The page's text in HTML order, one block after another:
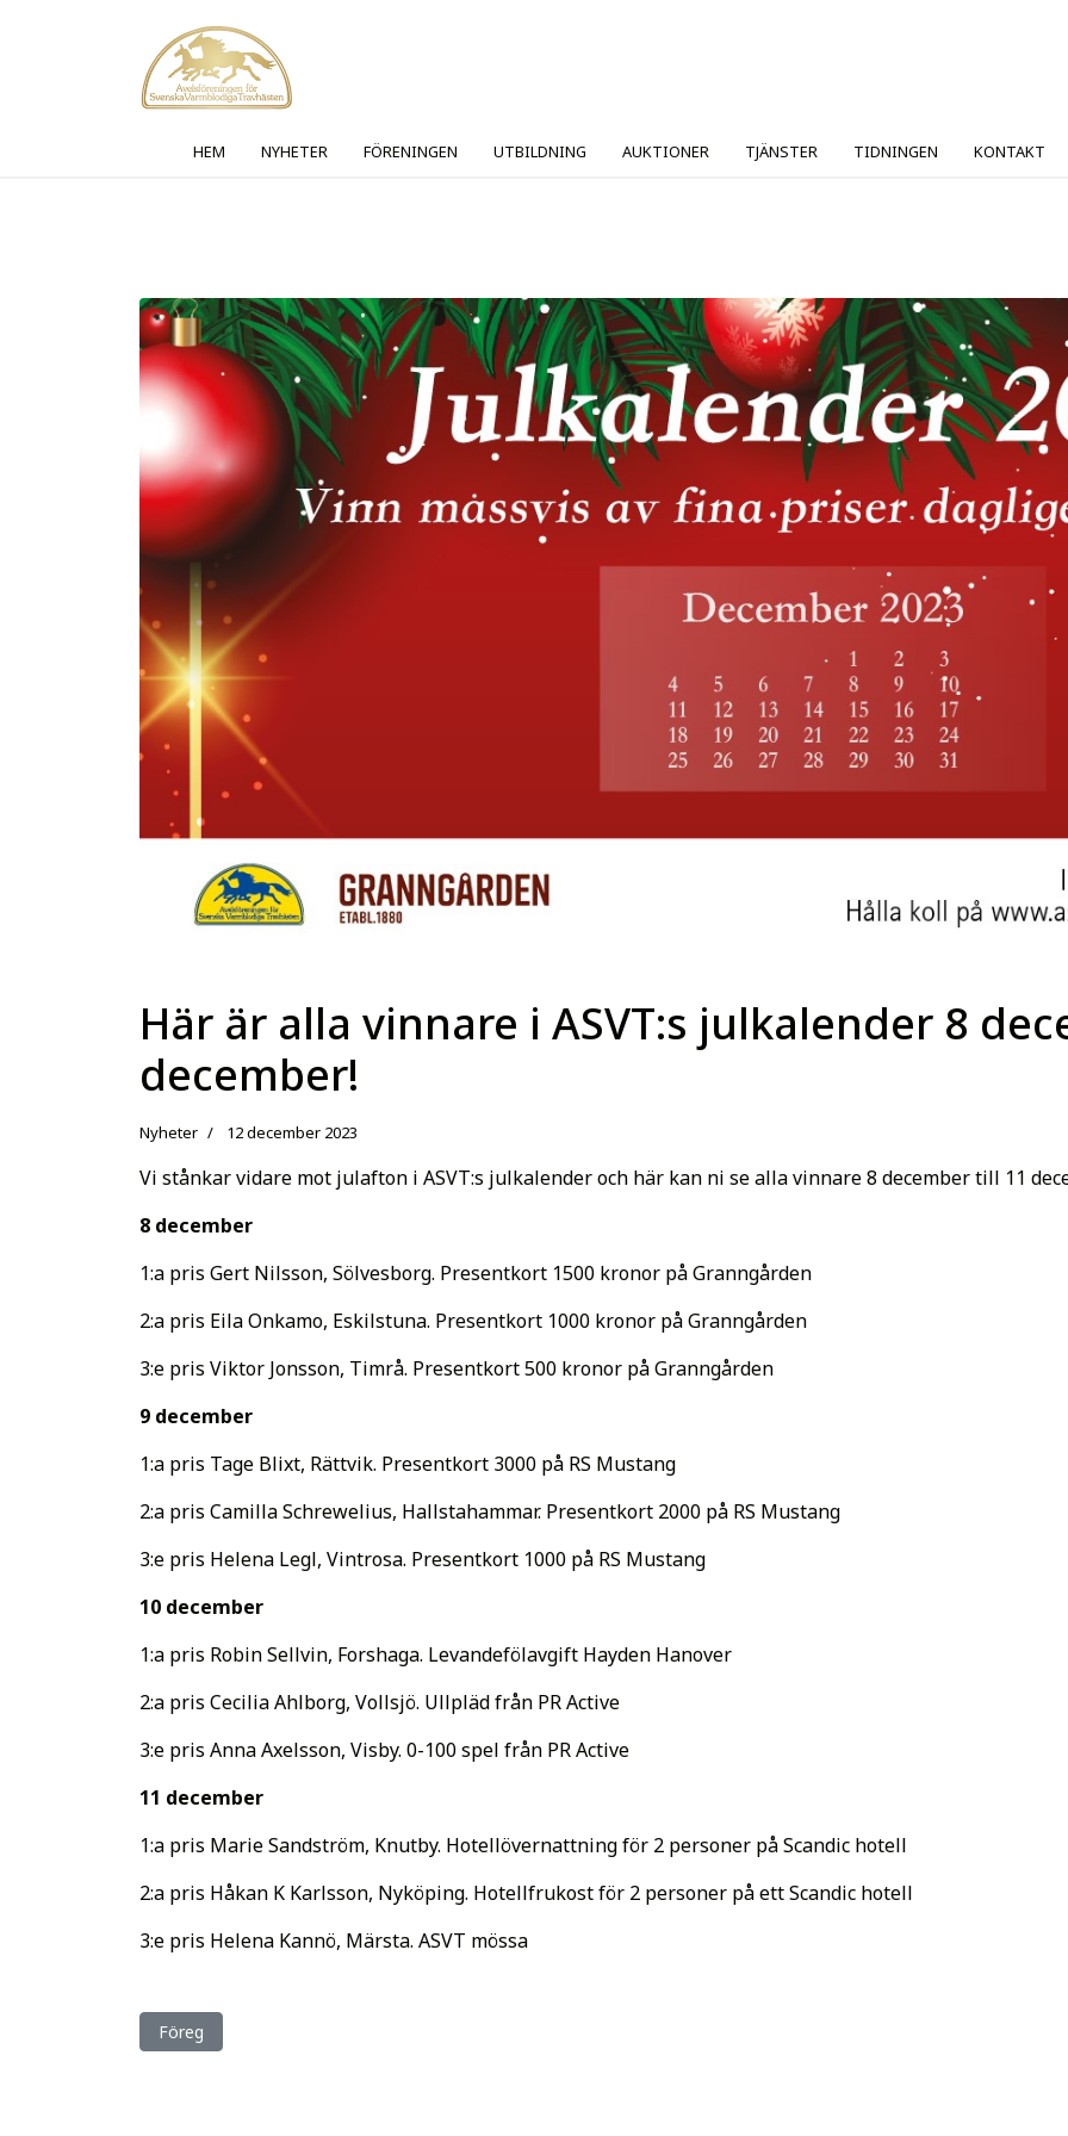
HEM NYHETER FÖRENINGEN UTBILDNING AUKTIONER TJÄNSTER TIDNINGEN KONTAKT
Här är alla vinnare i ASVT:s julkalender 8
december!
Nyheter 12 december 2023
Vi stånkar vidare mot julafton i ASVT:s julkalender och här kan ni se alla vinnare 8 december till 11
8 december
1:a pris Gert Nilsson, Sölvesborg. Presentkort 1500 kronor på Granngården
2:a pris Eila Onkamo, Eskilstuna. Presentkort 1000 kronor på Granngården
3:e pris Viktor Jonsson, Timrå. Presentkort 500 kronor på Granngården
9 december
1:a pris Tage Blixt, Rättvik. Presentkort 3000 på RS Mustang
2:a pris Camilla Schrewelius, Hallstahammar. Presentkort 2000 på RS Mustang
3:e pris Helena Legl, Vintrosa. Presentkort 1000 på RS Mustang
10 december
1:a pris Robin Sellvin, Forshaga. Levandefölavgift Hayden Hanover
2:a pris Cecilia Ahlborg, Vollsjö. Ullpläd från PR Active
3:e pris Anna Axelsson, Visby. 0-100 spel från PR Active
11 december
1:a pris Marie Sandström, Knutby. Hotellövernattning för 2 personer på Scandic hotell
2:a pris Håkan K Karlsson, Nyköping. Hotellfrukost för 2 personer på ett Scandic hotell
3:e pris Helena Kannö, Märsta. ASVT mössa
Föregående artikel: Anmälan öppen till veckans Internetauktion!
Föreg